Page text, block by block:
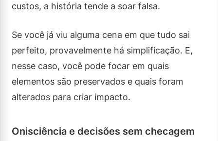
custos, a história tende a soar falsa.
Se você já viu alguma cena em que tudo sai
perfeito, provavelmente há simplificação. E,
nesse caso, você pode focar em quais
elementos são preservados e quais foram
alterados para criar impacto.
Onisciência e decisões sem checagem